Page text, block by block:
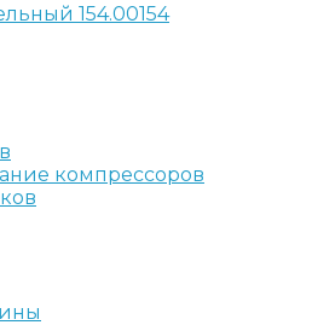
154.00154
компрессоров